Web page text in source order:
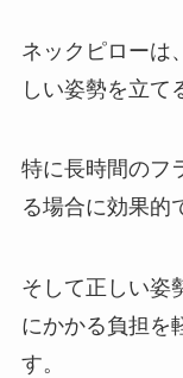
ネックピローは
しい姿勢を立て
特に長時間のフ
る場合に効果的
そして正しい姿
にかかる負担を
す。